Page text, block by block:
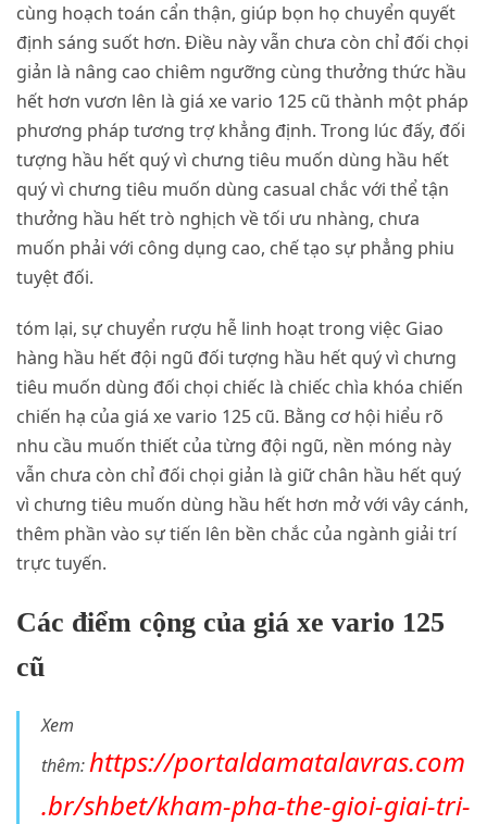
cùng hoạch toán cẩn thận, giúp bọn họ chuyển quyết
định sáng suốt hơn. Điều này vẫn chưa còn chỉ đối chọi
giản là nâng cao chiêm ngưỡng cùng thưởng thức hầu
hết hơn vươn lên là giá xe vario 125 cũ thành một pháp
phương pháp tương trợ khẳng định. Trong lúc đấy, đối
tượng hầu hết quý vì chưng tiêu muốn dùng hầu hết
quý vì chưng tiêu muốn dùng casual chắc với thể tận
thưởng hầu hết trò nghịch về tối ưu nhàng, chưa
muốn phải với công dụng cao, chế tạo sự phẳng phiu
tuyệt đối.
tóm lại, sự chuyển rượu hễ linh hoạt trong việc Giao
hàng hầu hết đội ngũ đối tượng hầu hết quý vì chưng
tiêu muốn dùng đối chọi chiếc là chiếc chìa khóa chiến
chiến hạ của giá xe vario 125 cũ. Bằng cơ hội hiểu rõ
nhu cầu muốn thiết của từng đội ngũ, nền móng này
vẫn chưa còn chỉ đối chọi giản là giữ chân hầu hết quý
vì chưng tiêu muốn dùng hầu hết hơn mở với vây cánh,
thêm phần vào sự tiến lên bền chắc của ngành giải trí
trực tuyến.
Các điểm cộng của giá xe vario 125
cũ
Xem
thêm:https://portaldamatalavras.com
.br/shbet/kham-pha-the-gioi-giai-tri-